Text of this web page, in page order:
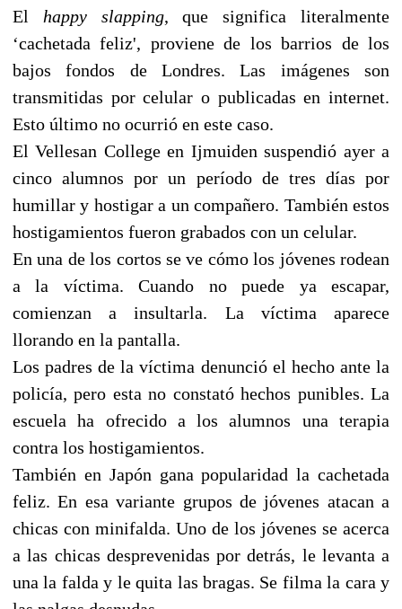
El happy slapping, que significa literalmente
‘cachetada feliz', proviene de los barrios de los
bajos fondos de Londres. Las imágenes son
transmitidas por celular o publicadas en internet.
Esto último no ocurrió en este caso.
El Vellesan College en Ijmuiden suspendió ayer a
cinco alumnos por un período de tres días por
humillar y hostigar a un compañero. También estos
hostigamientos fueron grabados con un celular.
En una de los cortos se ve cómo los jóvenes rodean
a la víctima. Cuando no puede ya escapar,
comienzan a insultarla. La víctima aparece
llorando en la pantalla.
Los padres de la víctima denunció el hecho ante la
policía, pero esta no constató hechos punibles. La
escuela ha ofrecido a los alumnos una terapia
contra los hostigamientos.
También en Japón gana popularidad la cachetada
feliz. En esa variante grupos de jóvenes atacan a
chicas con minifalda. Uno de los jóvenes se acerca
a las chicas desprevenidas por detrás, le levanta a
una la falda y le quita las bragas. Se filma la cara y